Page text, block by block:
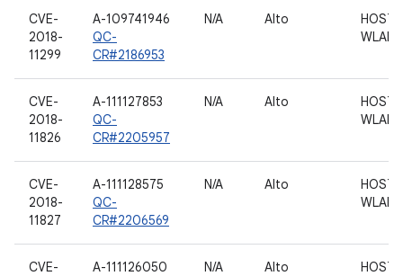
CVE-
2018-
11299
A-109741946
QC-
CR#2186953
N/A Alto
HOST
WLAN
CVE-
2018-
11826
A-111127853
QC-
CR#2205957
N/A Alto
HOST
WLAN
CVE-
2018-
11827
A-111128575
QC-
CR#2206569
N/A Alto
HOST
WLAN
CVE-
A-111126050
N/A Alto
HOST